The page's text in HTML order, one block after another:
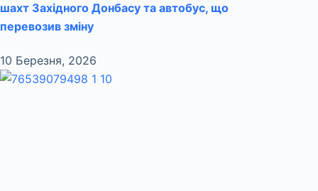
шахт Західного Донбасу та автобус, що
перевозив зміну
10 Березня, 2026